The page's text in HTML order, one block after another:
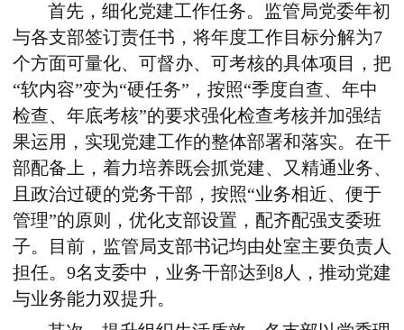
首先，细化党建工作任务。监管局党委年初
与各支部签订责任书，将年度工作目标分解为7
个方面可量化、可督办、可考核的具体项目，把
“软内容”变为“硬任务”，按照“季度自查、年中
检查、年底考核”的要求强化检查考核并加强结
果运用，实现党建工作的整体部署和落实。在干
部配备上，着力培养既会抓党建、又精通业务、
且政治过硬的党务干部，按照“业务相近、便于
管理”的原则，优化支部设置，配齐配强支委班
子。目前，监管局支部书记均由处室主要负责人
担任。 9名支委中，业务干部达到 8人，推动党建
与业务能力双提升。